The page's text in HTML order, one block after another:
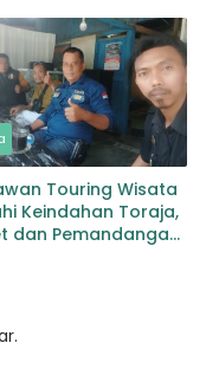
Touring Wisata
Keindahan Toraja,
dan Pemandangan